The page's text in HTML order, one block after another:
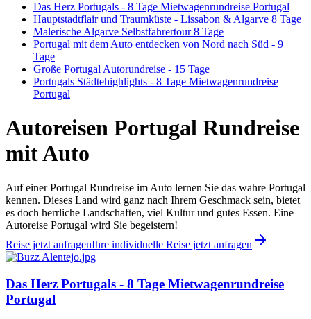
Das Herz Portugals - 8 Tage Mietwagenrundreise Portugal
Hauptstadtflair und Traumküste - Lissabon & Algarve 8 Tage
Malerische Algarve Selbstfahrertour 8 Tage
Portugal mit dem Auto entdecken von Nord nach Süd - 9
Tage
Große Portugal Autorundreise - 15 Tage
Portugals Städtehighlights - 8 Tage Mietwagenrundreise
Portugal
Autoreisen Portugal Rundreise
mit Auto
Auf einer Portugal Rundreise im Auto lernen Sie das wahre Portugal
kennen. Dieses Land wird ganz nach Ihrem Geschmack sein, bietet
es doch herrliche Landschaften, viel Kultur und gutes Essen. Eine
Autoreise Portugal wird Sie begeistern!
Reise jetzt anfragenIhre individuelle Reise jetzt anfragen
Das Herz Portugals - 8 Tage Mietwagenrundreise
Portugal